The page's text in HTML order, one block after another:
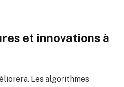
et innovations à
Les algorithmes